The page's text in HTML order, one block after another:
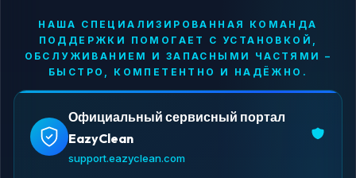
НАША СПЕЦИАЛИЗИРОВАННАЯ КОМАНДА
ПОДДЕРЖКИ ПОМОГАЕТ С УСТАНОВКОЙ,
ОБСЛУЖИВАНИЕМ И ЗАПАСНЫМИ ЧАСТЯМИ –
БЫСТРО, КОМПЕТЕНТНО И НАДЁЖНО.
Официальный сервисный портал
EazyClean
support.eazyclean.com